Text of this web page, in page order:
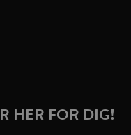
HER FOR DIG!